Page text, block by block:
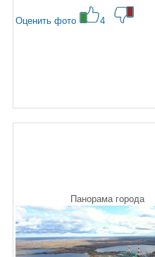
Оценить фото 4
Панорама города